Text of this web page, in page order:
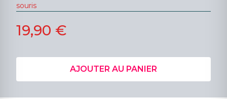
souris
19,90 €
AJOUTER AU PANIER